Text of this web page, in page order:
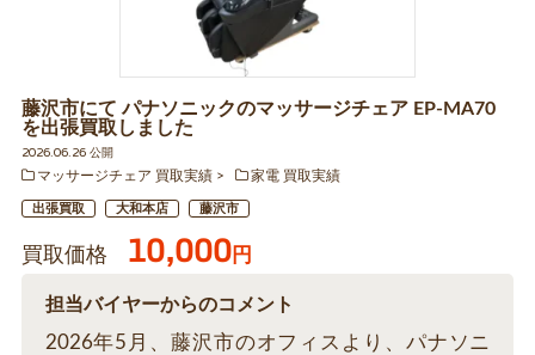
藤沢市にて パナソニックのマッサージチェア EP-MA70
を出張買取しました
2026.06.26 公開
マッサージチェア 買取実績
家電 買取実績
出張買取 大和本店 藤沢市
買取価格 10,000円
担当バイヤーからのコメント
2026年5月、藤沢市のオフィスより、パナソニ